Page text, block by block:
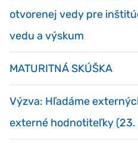
otvorenej vedy pre
vedu a výskum
MATURITNÁ SKÚŠKA
Výzva: Hľadáme
externé hodnotiteľky (23.